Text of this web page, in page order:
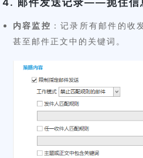
4. 邮件发送记录——扼住信
内容监控 ：记录所有邮件的收
甚至邮件正文中的关键词。